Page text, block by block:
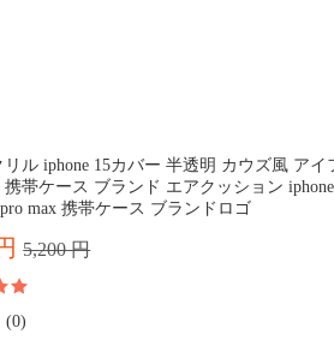
リル iphone 15カバー 半透明 カウズ風 アイ
携帯ケース ブランド エアクッション
max 携帯ケース ブランドロゴ
5,200 円
(0)